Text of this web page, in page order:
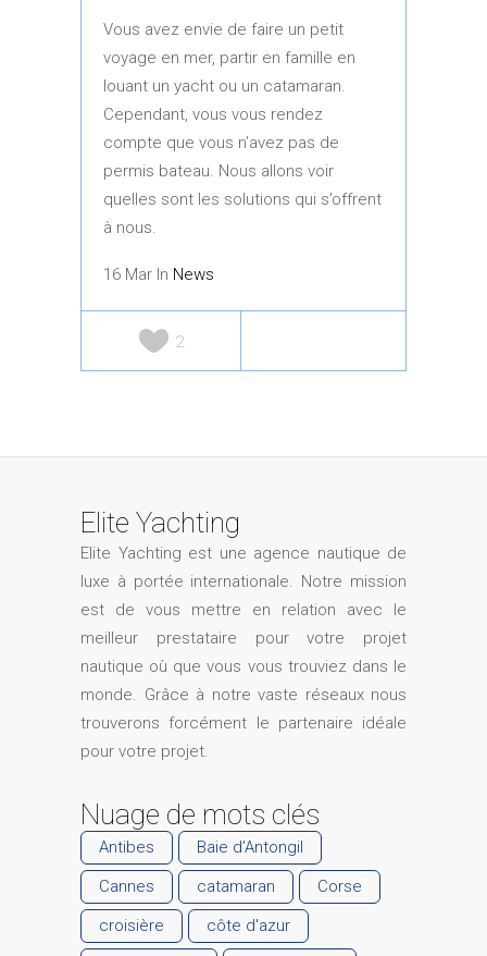
Vous avez envie de faire un petit
voyage en mer, partir en famille en
louant un yacht ou un catamaran.
Cependant, vous vous rendez
compte que vous n’avez pas de
permis bateau. Nous allons voir
quelles sont les solutions qui s’offrent
à nous.
16 Mar In News
2
Elite Yachting
Elite Yachting est une agence nautique de
luxe à portée internationale. Notre mission
est de vous mettre en relation avec le
meilleur prestataire pour votre projet
nautique où que vous vous trouviez dans le
monde. Grâce à notre vaste réseaux nous
trouverons forcément le partenaire idéale
pour votre projet.
Nuage de mots clés
Antibes
Baie d’Antongil
Cannes
catamaran
Corse
croisière
côte d'azur